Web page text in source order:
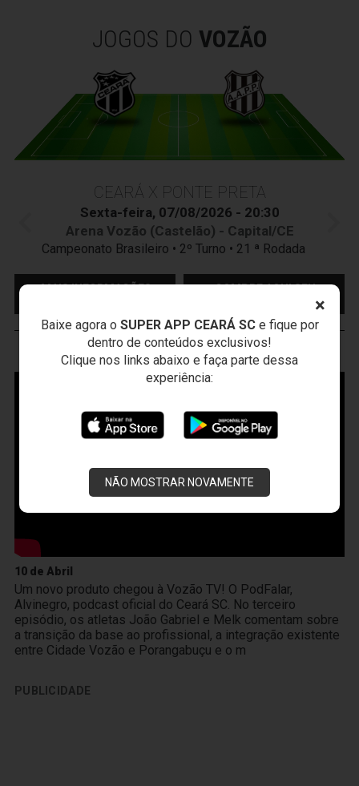
×
Baixe agora o SUPER APP CEARÁ SCe fique por
dentro de conteúdos exclusivos!
Clique nos links abaixo e faça parte dessa
experiência:
NÃO MOSTRAR NOVAMENTE
JOGOS DO VOZÃO
CEARÁ X PONTE PRETA
Sexta-feira, 07/08/2026 - 20:30
Arena Vozão (Castelão) - Capital/CE
Campeonato Brasileiro • 2º Turno • 21 ª Rodada
MAIS INFORMAÇÕES
COMPRE AQUI SEU
VOZÃO TV
10 de Abril
Um novo produto chegou à Vozão TV! O PodFalar,
Alvinegro, podcast oficial do Ceará SC. No terceiro
episódio, os atletas João Gabriel e Melk comentam sobre
a transição da base ao profissional, a integração existente
entre Cidade Vozão e Porangabuçu e o m
PUBLICIDADE